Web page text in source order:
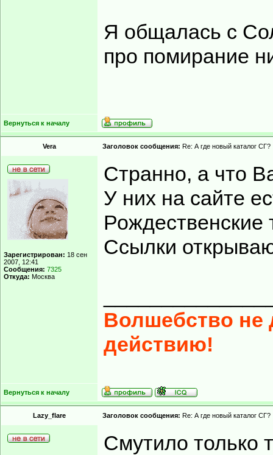
Я общалась с
про помирание
Вернуться к началу
Vera Заголовок сообщения: Re: А где новый каталог СГ?
Зарегистрирован: 18 сен
2007, 12:41
Сообщения: 7325
Откуда: Москва
Странно, а что
У них на сайте
Рождественские
Ссылки
Волшебство не
действию!
Вернуться к началу
Lazy_flare Заголовок сообщения: Re: А где новый каталог СГ?
Смутило только